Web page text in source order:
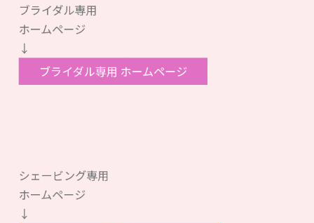
ブライダル専用
ホームページ
↓
ブライダル専用 ホームページ
シェービング専用
ホームページ
↓